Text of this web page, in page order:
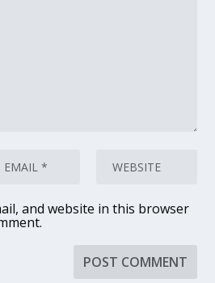
and website in this browser